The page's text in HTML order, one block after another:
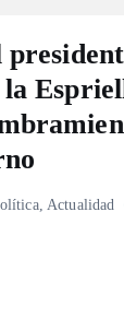
, Actualidad